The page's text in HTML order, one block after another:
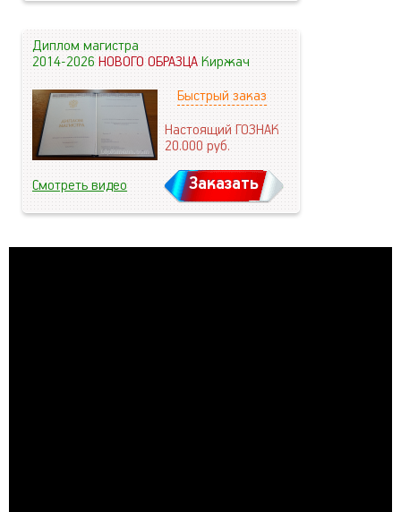
Диплом магистра
2014-2026НОВОГО ОБРАЗЦАКиржач
Быстрый заказ
Настоящий ГОЗНАК
20.000руб.
Смотреть видео Заказать